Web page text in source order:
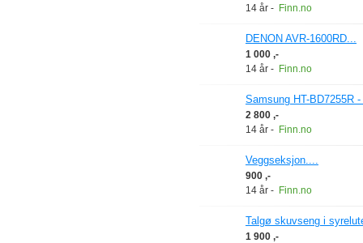
14 år - Finn.no
DENON AVR-1600RD...
1 000 ,-
14 år - Finn.no
Samsung HT-BD7255R
2 800 ,-
14 år - Finn.no
Veggseksjon....
900 ,-
14 år - Finn.no
Talgø skuvseng i
1 900 ,-